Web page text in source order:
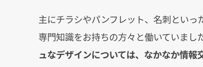
主にチラシやパンフレット、名刺とい
専門知識をお持ちの方々と働いていまし
ュなデザインについては、なかなか情